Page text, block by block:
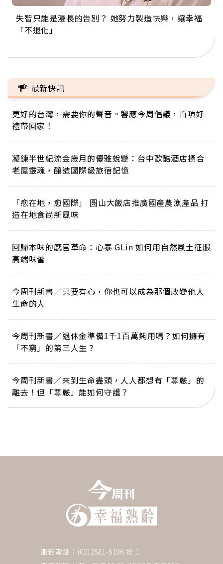
失智只能是漫長的告別？ 她努力製造快樂，讓幸福
「不退化」
來自剛果的巧克力神父 為台灣奉獻36年 「台灣是我
的家，我連作夢都講台語！」
63歲卸矽谷副總、搬回台灣找快樂！「蛋黃哥小
丑」走進安養院，逗樂上萬爺奶：退休後才開始真
104歲打破金氏世界紀錄 成為全球最年長羽球選
手，分享長壽的秘密原來是「這個」
事業巔峰他選擇追夢…黑手阿伯拉小提琴還登上小
巨蛋！連CNN都大讚！
最新快訊
更好的台灣，需要你的聲音。響應今周倡議，百項好
禮帶回家！
凝鍊半世紀流金歲月的優雅蛻變：台中歐酷酒店揉合
老屋靈魂，釀造國際級旅宿記憶
「愈在地，愈國際」 圓山大飯店推廣國產農漁產品 打
造在地食尚新風味
回歸本味的感官革命：心泰 GLin 如何用自然風土征服
高端味蕾
今周刊新書／只要有心，你也可以成為那個改變他人
生命的人
今周刊新書／退休金準備1千1百萬夠用嗎？如何擁有
「不窮」的第三人生？
今周刊新書／來到生命盡頭，人人都想有「尊嚴」的
離去！但「尊嚴」能如何守護？
服務電話：(02)2581-6196 按 1